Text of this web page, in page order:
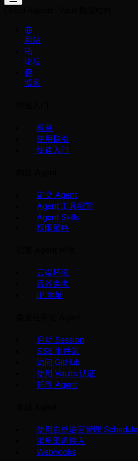
网站
论坛
博客
概览
使用指引
快速入门
定义 Agent
Agent 工具配置
Agent Skills
权限策略
云端环境
容器参考
IP 地址
启动 Session
SSE 事件流
访问 GitHub
使用 Vaults 认证
托管 Agent
使用自然语言管理 Schedule
消息渠道接入
Webhooks